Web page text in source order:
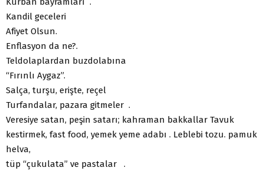
Kandil geceleri
Afiyet Olsun.
Enflasyon da ne?.
Teldolaplardan buzdolabına
“Fırınlı Aygaz”.
Salça, turşu, erişte, reçel
Turfandalar, pazara gitmeler .
Veresiye satan, peşin satarı; kahraman bakkallar Tavuk
kestirmek, fast food, yemek yeme adabı . Leblebi tozu. pamuk
helva,
tüp “çukulata” ve pastalar .